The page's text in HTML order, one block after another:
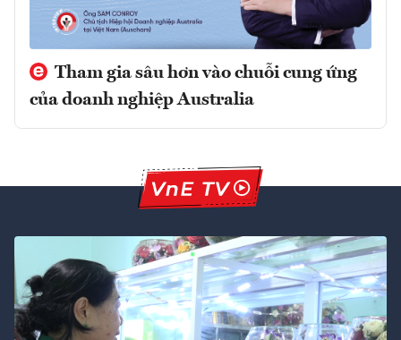
Tham gia sâu hơn vào chuỗi cung ứng
của doanh nghiệp Australia